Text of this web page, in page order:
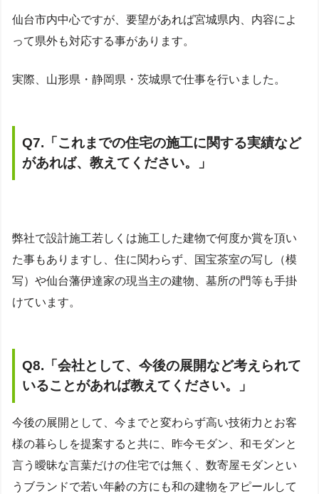
仙台市内中心ですが、要望があれば宮城県内、内容によ
って県外も対応する事があります。
実際、山形県・静岡県・茨城県で仕事を行いました。
Q7. 「これまでの住宅の施工に関する実績など
があれば、教えてください。
」
弊社で設計施工若しくは施工した建物で何度か賞を頂い
た事もありますし、住に関わらず、国宝茶室の写し（模
写）や仙台藩伊達家の現当主の建物、墓所の門等も手掛
けています。
Q8. 「 会社として、今後の展開など考えられて
いることがあれば教えてください。
」
今後の展開として、今までと変わらず高い技術力とお客
様の暮らしを提案すると共に、昨今モダン、和モダンと
言う曖昧な言葉だけの住宅では無く、数寄屋モダンとい
うブランドで若い年齢の方にも和の建物をアピールして